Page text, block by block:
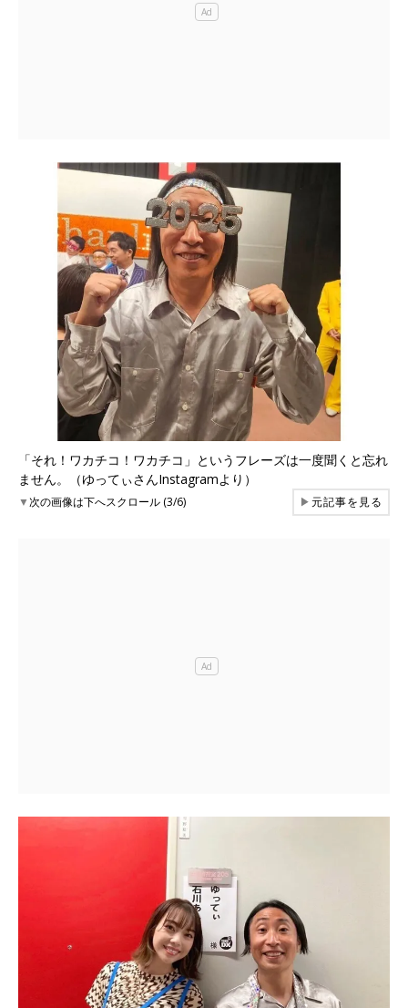
「それ！ワカチコ！ワカチコ」というフレーズは一度聞くと忘れ
ません。（ゆってぃさんInstagramより）
▼次の画像は下へスクロール (3/6) ▶元記事を見る